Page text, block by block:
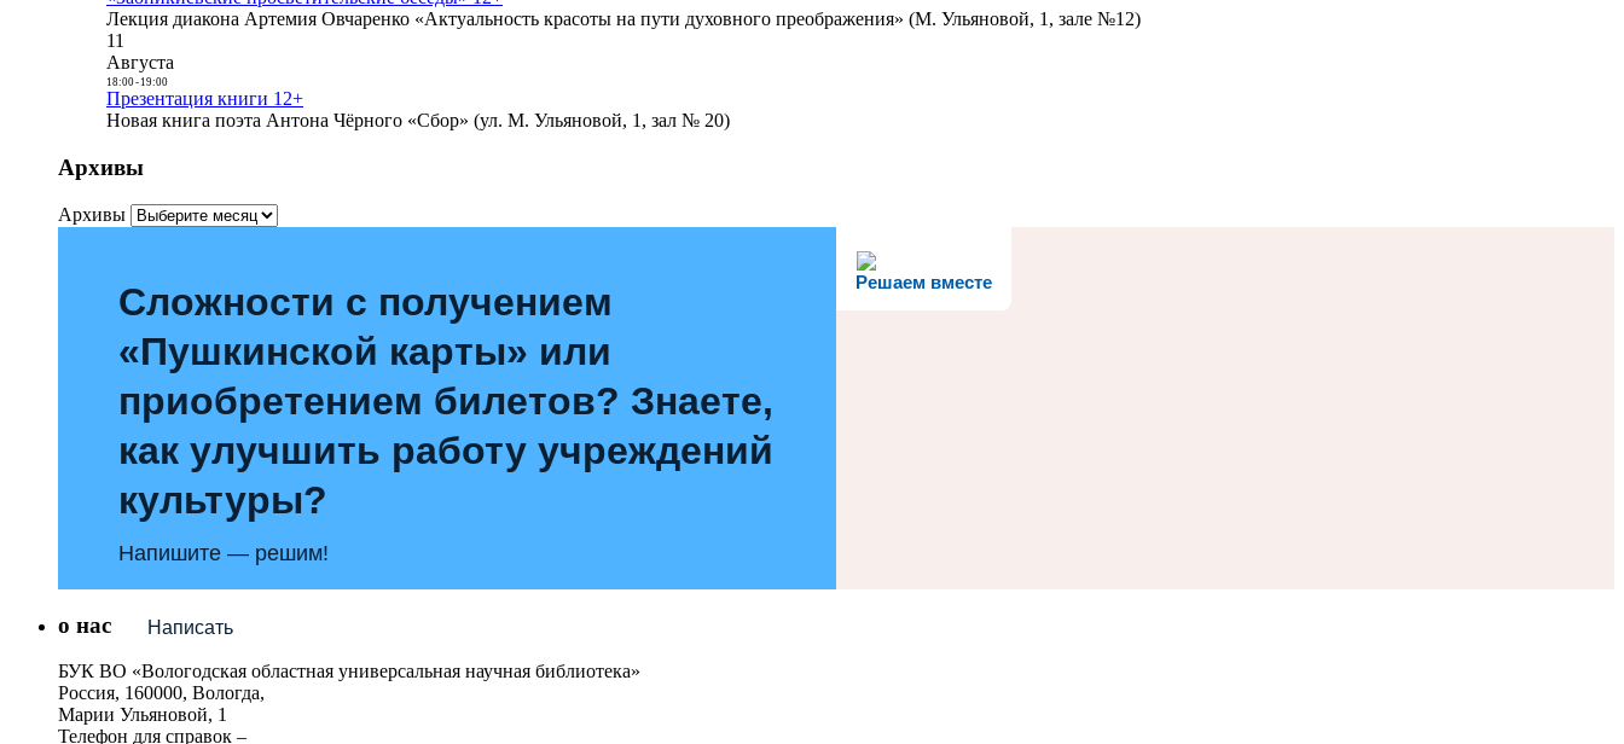
Лекция диакона Артемия Овчаренко «Актуальность красоты на пути духовного преображения» (М. Ульяновой, 1, зале №12)
11
Августа
18:00- 19:00
Презентация книги 12+
Новая книга поэта Антона Чёрного «Сбор» (ул. М. Ульяновой, 1, зал № 20)
Архивы
Архивы
Решаем вместе
Сложности с получением
«Пушкинской карты» или
приобретением билетов? Знаете,
как улучшить работу учреждений
культуры?
Напишите — решим!
Написать
о нас
БУК ВО «Вологодская областная универсальная научная библиотека»
Россия, 160000, Вологда,
Марии Ульяновой, 1
Телефон для справок –